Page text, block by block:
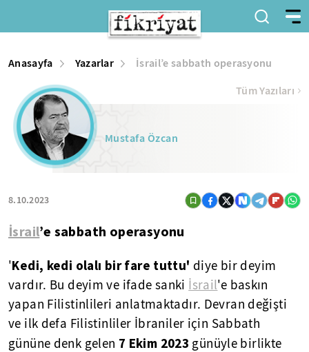
Anasayfa Yazarlar İsrail’e sabbath operasyonu
Mustafa Özcan
8.10.2023
Tüm Yazıları
İsrail’e sabbath operasyonu
'Kedi, kedi olalı bir fare tuttu' diye bir deyim
vardır. Bu deyim ve ifade sanki İsrail'e baskın
yapan Filistinlileri anlatmaktadır. Devran değişti
ve ilk defa Filistinliler İbraniler için Sabbath
gününe denk gelen 7 Ekim 2023 günüyle birlikte